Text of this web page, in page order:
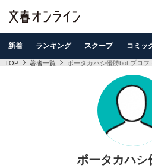
新着 ランキング スクープ コミッ
TOP 著者一覧 ボータカハシ優勝bot プロフ
ボータカハシ